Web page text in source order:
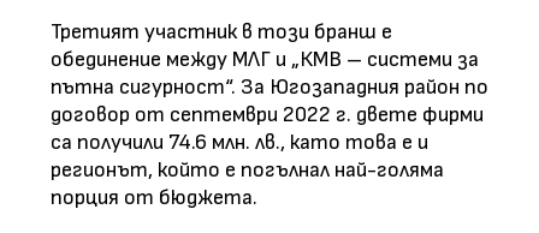
Третият участник в този бранш е
обединение между МЛГ и „КМВ – системи за
пътна сигурност“. За Югозападния район по
договор от септември 2022 г. двете фирми
са получили 74.6 млн. лв., като това е и
регионът, който е погълнал най-голяма
порция от бюджета.